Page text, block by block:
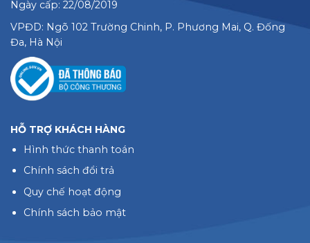
Ngày cấp: 22/08/2019
VPĐD: Ngõ 102 Trường Chinh, P. Phương Mai, Q. Đống
Đa, Hà Nội
HỖ TRỢ KHÁCH HÀNG
Hình thức thanh toán
Chính sách đổi trả
Quy chế hoạt động
Chính sách bảo mật